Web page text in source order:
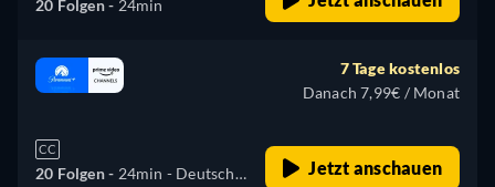
20 Folgen - 24min
CC
20 Folgen - 24min - Deutsch,
7 Tage kostenlos
Danach 7,99€ / Monat
Jetzt anschauen